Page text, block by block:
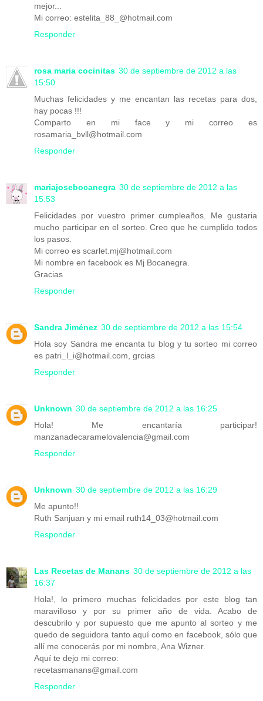
mejor...
Mi correo: estelita_88_@hotmail.com
Responder
rosa maria cocinitas 30 de septiembre de 2012 a las
15:50
Muchas felicidades y me encantan las recetas para dos,
hay pocas !!!
Comparto en mi face y mi correo es
rosamaria_bvll@hotmail.com
Responder
mariajosebocanegra 30 de septiembre de 2012 a las
15:53
Felicidades por vuestro primer cumpleaños. Me gustaria
mucho participar en el sorteo. Creo que he cumplido todos
los pasos.
Mi correo es scarlet.mj@hotmail.com
Mi nombre en facebook es Mj Bocanegra.
Gracias
Responder
Sandra Jiménez 30 de septiembre de 2012 a las 15:54
Hola soy Sandra me encanta tu blog y tu sorteo mi correo
es patri_l_i@hotmail.com, grcias
Responder
Unknown 30 de septiembre de 2012 a las 16:25
Hola! Me encantaría participar!
manzanadecaramelovalencia@gmail.com
Responder
Unknown 30 de septiembre de 2012 a las 16:29
Me apunto!!
Ruth Sanjuan y mi email ruth14_03@hotmail.com
Responder
Las Recetas de Manans 30 de septiembre de 2012 a las
16:37
Hola!, lo primero muchas felicidades por este blog tan
maravilloso y por su primer año de vida. Acabo de
descubrilo y por supuesto que me apunto al sorteo y me
quedo de seguidora tanto aquí como en facebook, sólo que
allí me conocerás por mi nombre, Ana Wizner.
Aquí te dejo mi correo:
recetasmanans@gmail.com
Responder